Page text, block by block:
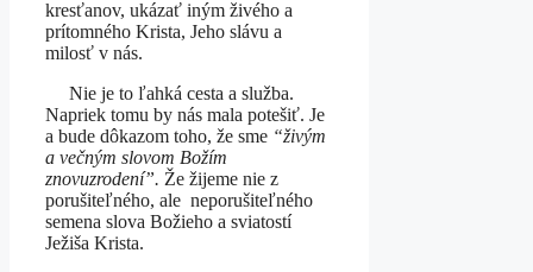
kresťanov, ukázať iným živého a
prítomného Krista, Jeho slávu a
milosť v nás.
Nie je to ľahká cesta a služba.
Napriek tomu by nás mala potešiť. Je
a bude dôkazom toho, že sme “živým
a večným slovom Božím
znovuzrodení”. Že žijeme nie z
porušiteľného, ale neporušiteľného
semena slova Božieho a sviatostí
Ježiša Krista.